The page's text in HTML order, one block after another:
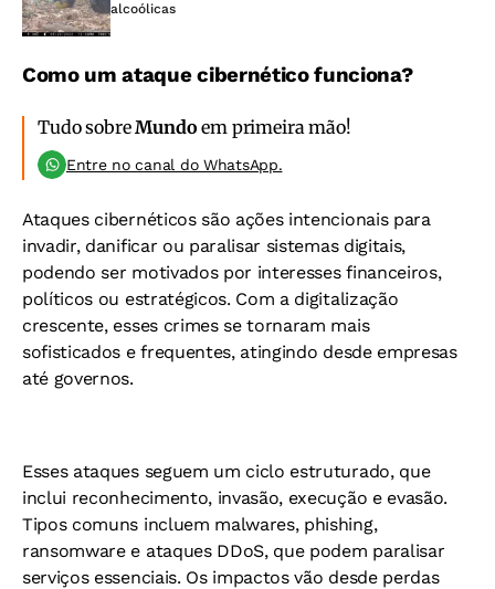
alcoólicas
Como um ataque cibernético funciona?
Tudo sobreMundo em primeira mão!
Entre no canal do WhatsApp.
Ataques cibernéticos são ações intencionais para
invadir, danificar ou paralisar sistemas digitais,
podendo ser motivados por interesses financeiros,
políticos ou estratégicos. Com a digitalização
crescente, esses crimes se tornaram mais
sofisticados e frequentes, atingindo desde empresas
até governos.
Esses ataques seguem um ciclo estruturado, que
inclui reconhecimento, invasão, execução e evasão.
Tipos comuns incluem malwares, phishing,
ransomware e ataques DDoS, que podem paralisar
serviços essenciais. Os impactos vão desde perdas